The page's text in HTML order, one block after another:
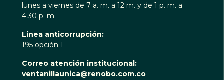
lunes a viernes de 7 a. m. a 12 m. y de 1 p. m. a
4:30 p. m.
Linea anticorrupción:
195 opción 1
Correo atención institucional:
ventanillaunica@renobo.com.co